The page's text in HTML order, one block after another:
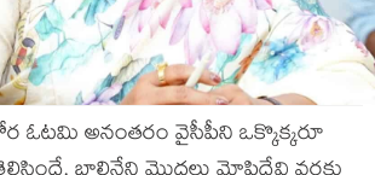
ఓటమి అనంతరం వైసీపీని ఒక్కొక్కరూ